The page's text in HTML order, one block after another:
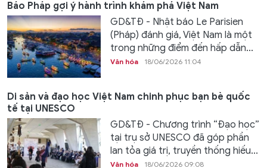
Báo Pháp gợi ý hành trình khám phá Việt Nam
GD&TĐ - Nhật báo Le Parisien
(Pháp) đánh giá, Việt Nam là một
trong những điểm đến hấp dẫn...
Văn hóa 18/06/2026 11:04
Di sản và đạo học Việt Nam chinh phục bạn bè quốc
tế tại UNESCO
GD&TĐ - Chương trình “Đạo học”
tại trụ sở UNESCO đã góp phần
lan tỏa giá trị, truyền thống hiếu...
Văn hóa 18/06/2026 09:08